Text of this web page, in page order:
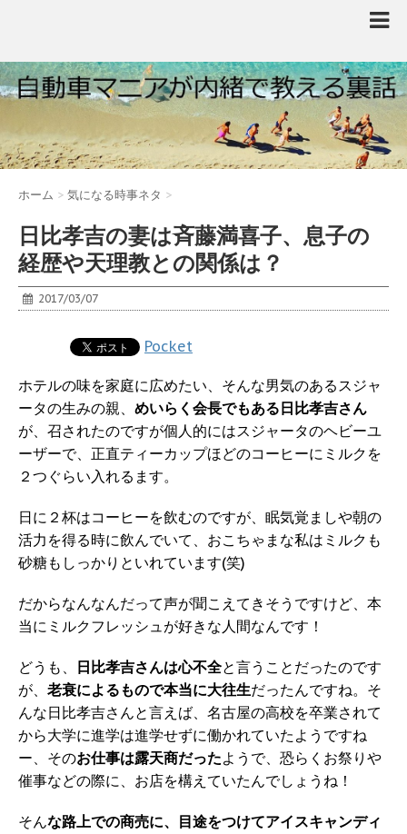
ホーム > 気になる時事ネタ >
日比孝吉の妻は斉藤満喜子、息子の
経歴や天理教との関係は？
2017/03/07
Pocket
ホテルの味を家庭に広めたい、そんな男気のあるスジャ
ータの生みの親、 めいらく会長でもある日比孝吉さん
が、召されたのですが個人的にはスジャータのヘビーユ
ーザーで、正直ティーカップほどのコーヒーにミルクを
２つぐらい入れるます。
日に２杯はコーヒーを飲むのですが、眠気覚ましや朝の
活力を得る時に飲んでいて、おこちゃまな私はミルクも
砂糖もしっかりといれています(笑)
だからなんなんだって声が聞こえてきそうですけど、本
当にミルクフレッシュが好きな人間なんです！
どうも、 日比孝吉さんは心不全と言うことだったのです
が、 老衰によるもので本当に大往生だったんですね。そ
んな日比孝吉さんと言えば、名古屋の高校を卒業されて
から大学に進学は進学せずに働かれていたようですね
ー、そのお仕事は露天商だったようで、恐らくお祭りや
催事などの際に、お店を構えていたんでしょうね！
そんな路上での商売に、目途をつけてアイスキャンディ